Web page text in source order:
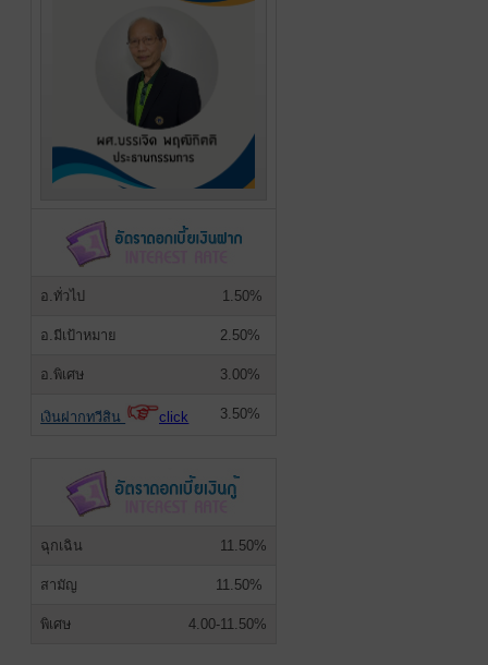
อ.ทั่วไป 1.50%
อ.มีเป้าหมาย 2.50%
อ.พิเศษ 3.00%
เงินฝากทวีสิน click 3.50%
ฉุกเฉิน 11.50%
สามัญ 11.50%
พิเศษ 4.00-11.50%